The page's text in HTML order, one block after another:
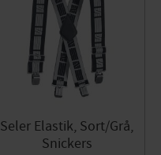
Seler Elastik, Sort/Grå,
Snickers